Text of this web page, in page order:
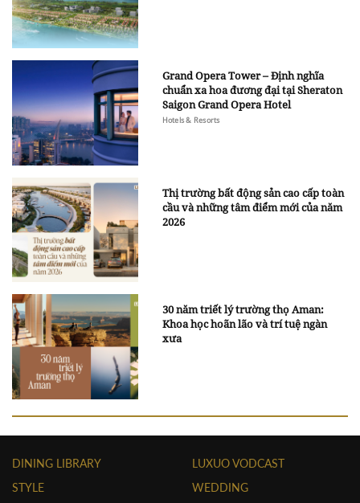
Grand Opera Tower – Định nghĩa
chuẩn xa hoa đương đại tại Sheraton
Saigon Grand Opera Hotel
Hotels & Resorts
Thị trường bất động sản cao cấp toàn
cầu và những tâm điểm mới của năm
2026
30 năm triết lý trường thọ Aman:
Khoa học hoãn lão và trí tuệ ngàn
xưa
DINING LIBRARY
STYLE
LUXUO VODCAST
WEDDING